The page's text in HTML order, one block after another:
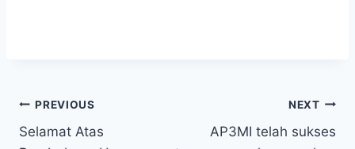
Post
navigation
PREVIOUS
Selamat Atas
NEXT
AP3MI telah sukses